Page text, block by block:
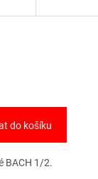
do košíku
BACH 1/2.